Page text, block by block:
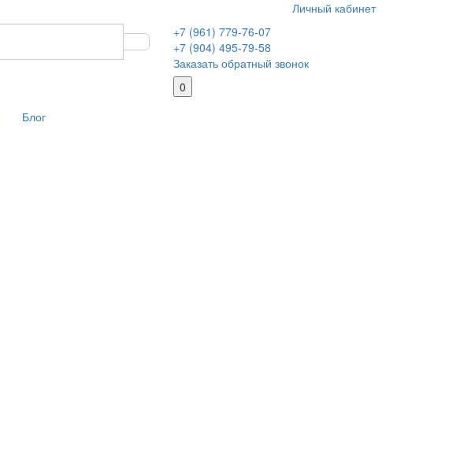
Личный кабинет
+7 (961) 779-76-07
+7 (904) 495-79-58
Заказать обратный звонок
Блог
0